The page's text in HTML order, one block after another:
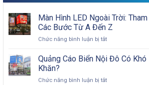
Màn Hình LED Ngoài Trời:
Các Bước Từ A Đến Z
Chức năng bình luận bị tắtở
Hình
Trời:
Quảng Cáo Biển Nội Đô Có Khó
Khăn?
Chức năng bình luận bị tắtở